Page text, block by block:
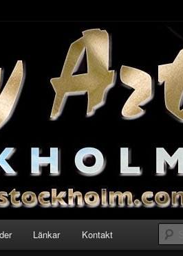
Länkar Kontakt